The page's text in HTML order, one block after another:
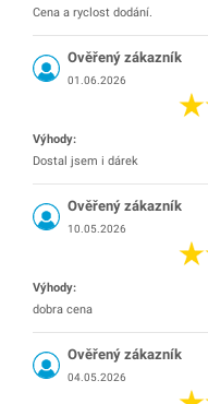
Cena a ryclost dodání.
Ověřený zákazník
01.06.2026
Výhody:
Dostal jsem i dárek
Ověřený zákazník
10.05.2026
Výhody:
dobra cena
Ověřený zákazník
04.05.2026